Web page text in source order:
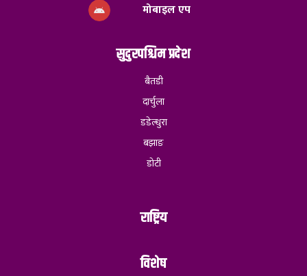
मोबाइल एप
सुदुरपश्चिम प्रदेश
बैतडी
दार्चुला
डडेल्धुरा
बझाङ
डोटी
राष्ट्रिय
विशेष